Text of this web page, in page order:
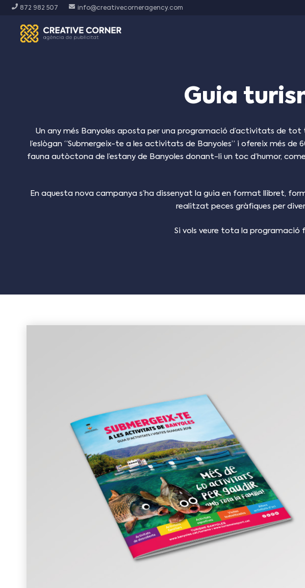
872 982 507 info@creativecorneragency.com
Guia
Un any més Banyoles aposta per una programació d’activitats de
l’eslògan “Submergeix-te a les activitats de Banyoles” i ofereix més
fauna autòctona de l’estany de Banyoles donant-li un toc d’humor,
En aquesta nova campanya s’ha dissenyat la guia en format llibret,
realitzat peces gràfiques per
Si vols veure tota la programació